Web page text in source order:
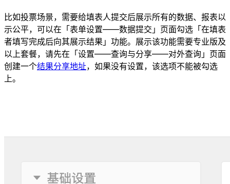
比如投票场景，需要给填表人提交后展示所有的数据、报表以
示公平，可以在「表单设置——数据提交」页面勾选「在填表
者填写完成后向其展示结果」功能。展示该功能需要专业版及
以上套餐，请先在「设置——查询与分享——对外查询」页面
创建一个结果分享地址，如果没有设置，该选项不能被勾选
上。